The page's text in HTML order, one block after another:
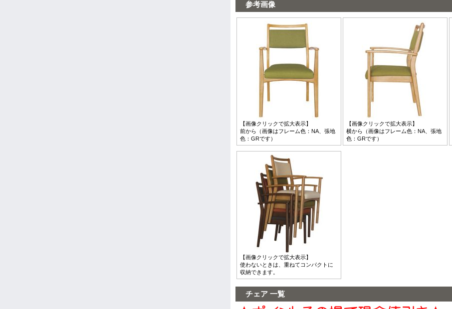
参考画像
【画像クリックで拡大表示】
前から（画像はフレーム色：NA、張地
色：GRです）
【画像クリックで拡大表示】
横から（画像はフレーム色：NA、張地
色：GRです）
【画像クリックで拡大表示】
使わないときは、重ねてコンパクトに
収納できます。
チェア 一覧